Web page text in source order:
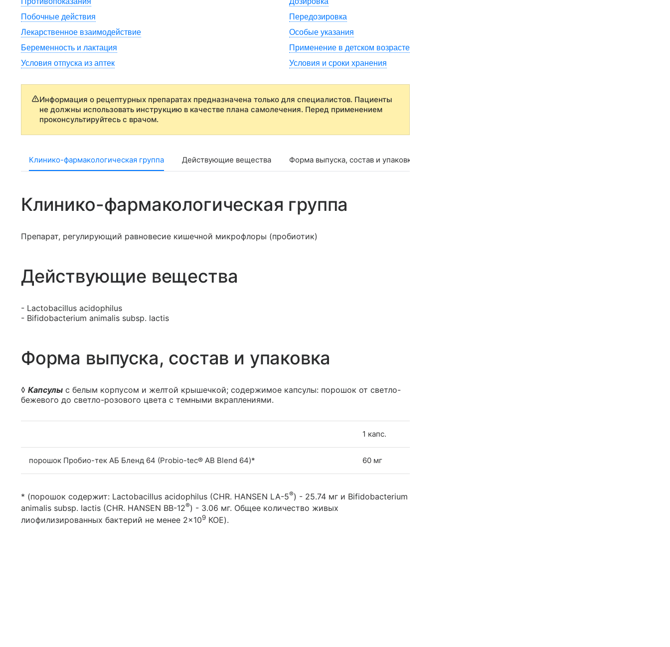
Побочные действия
Передозировка
Лекарственное взаимодействие
Особые указания
Беременность и лактация
Применение в детском возрасте
Условия отпуска из аптек
Условия и сроки хранения
Информация о рецептурных препаратах предназначена только для специалистов. Пациенты
не должны использовать инструкцию в качестве плана самолечения. Перед применением
проконсультируйтесь с врачом.
Клинико-фармакологическая группа Действующие вещества Форма выпуска, состав и упаковка
Клинико-фармакологическая группа
Препарат, регулирующий равновесие кишечной микрофлоры (пробиотик)
Действующие вещества
- Lactobacillus acidophilus
- Bifidobacterium animalis subsp. lactis
Форма выпуска, состав и упаковка
◊ Капсулы с белым корпусом и желтой крышечкой; содержимое капсулы: порошок от светло-
бежевого до светло-розового цвета с темными вкраплениями.
1 капс.
порошок Пробио-тек АБ Бленд 64 (Probio-tec® AB Blend 64)* 60 мг
* (порошок содержит: Lactobacillus acidophilus (CHR. HANSEN LA-5®) - 25.74 мг и Bifidobacterium
animalis subsp. lactis (CHR. HANSEN BB-12®) - 3.06 мг. Общее количество живых
лиофилизированных бактерий не менее 2×109 КОЕ).